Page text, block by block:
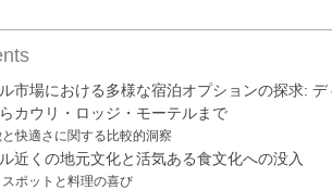
市場における多様な宿泊オプションの探求:
カウリ・ロッジ・モーテルまで
快適さに関する比較的洞察
近くの地元文化と活気ある食文化への没入
ポットと料理の喜び